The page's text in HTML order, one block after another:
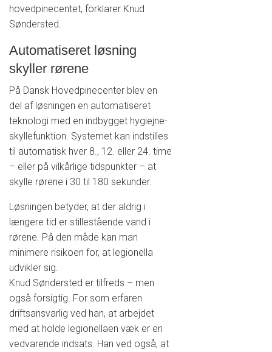
hovedpinecentet, forklarer Knud
Søndersted.
Automatiseret løsning
skyller rørene
På Dansk Hovedpinecenter blev en
del af løsningen en automatiseret
teknologi med en indbygget hygiejne-
skyllefunktion. Systemet kan indstilles
til automatisk hver 8., 12. eller 24. time
– eller på vilkårlige tidspunkter – at
skylle rørene i 30 til 180 sekunder.
Løsningen betyder, at der aldrig i
længere tid er stillestående vand i
rørene. På den måde kan man
minimere risikoen for, at legionella
udvikler sig.
Knud Søndersted er tilfreds – men
også forsigtig. For som erfaren
driftsansvarlig ved han, at arbejdet
med at holde legionellaen væk er en
vedvarende indsats. Han ved også, at